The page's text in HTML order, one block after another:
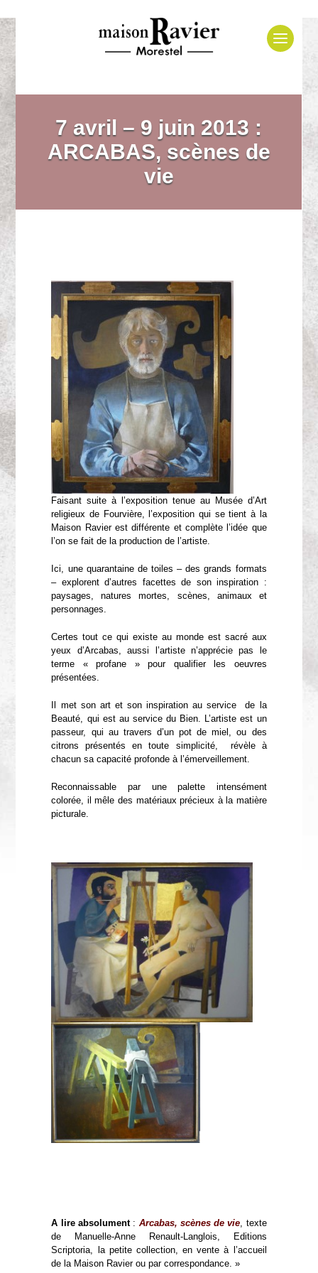
7 avril – 9 juin 2013 :
ARCABAS, scènes de
vie
Faisant suite à l’exposition tenue au Musée d’Art
religieux de Fourvière, l’exposition qui se tient à la
Maison Ravier est différente et complète l’idée que
l’on se fait de la production de l’artiste.
Ici, une quarantaine de toiles – des grands formats
– explorent d’autres facettes de son inspiration :
paysages, natures mortes, scènes, animaux et
personnages.
Certes tout ce qui existe au monde est sacré aux
yeux d’Arcabas, aussi l’artiste n’apprécie pas le
terme « profane » pour qualifier les oeuvres
présentées.
Il met son art et son inspiration au service de la
Beauté, qui est au service du Bien. L’artiste est un
passeur, qui au travers d’un pot de miel, ou des
citrons présentés en toute simplicité, révèle à
chacun sa capacité profonde à l’émerveillement.
Reconnaissable par une palette intensément
colorée, il mêle des matériaux précieux à la matière
picturale.
A lire absolument: Arcabas, scènes de vie , texte
de Manuelle-Anne Renault-Langlois, Editions
Scriptoria, la petite collection, en vente à l’accueil
de la Maison Ravier ou par correspondance. »